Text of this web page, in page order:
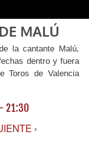
MALÚ
la cantante Malú,
dentro y fuera
Toros de Valencia
- 21:30
›